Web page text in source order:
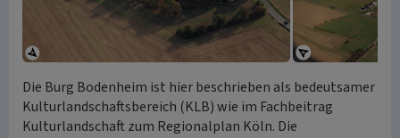
Die Burg Bodenheim ist hier beschrieben als bedeutsamer
Kulturlandschaftsbereich (KLB) wie im Fachbeitrag
Kulturlandschaft zum Regionalplan Köln. Die